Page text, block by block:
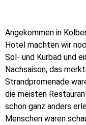
Angekommen in
Hotel machten wir
Sol- und Kurbad und
Nachsaison, das
Strandpromenade
die meisten
schon ganz anders
Menschen waren